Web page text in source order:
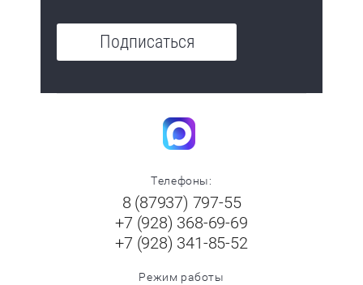
Подписаться
Телефоны:
8 (87937) 797-55
+7 (928) 368-69-69
+7 (928) 341-85-52
Режим работы